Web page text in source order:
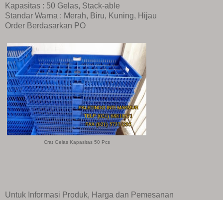
Kapasitas : 50 Gelas, Stack-able
Standar Warna : Merah, Biru, Kuning, Hijau
Order Berdasarkan PO
Crat Gelas Kapasitas 50 Pcs
Untuk Informasi Produk, Harga dan Pemesanan